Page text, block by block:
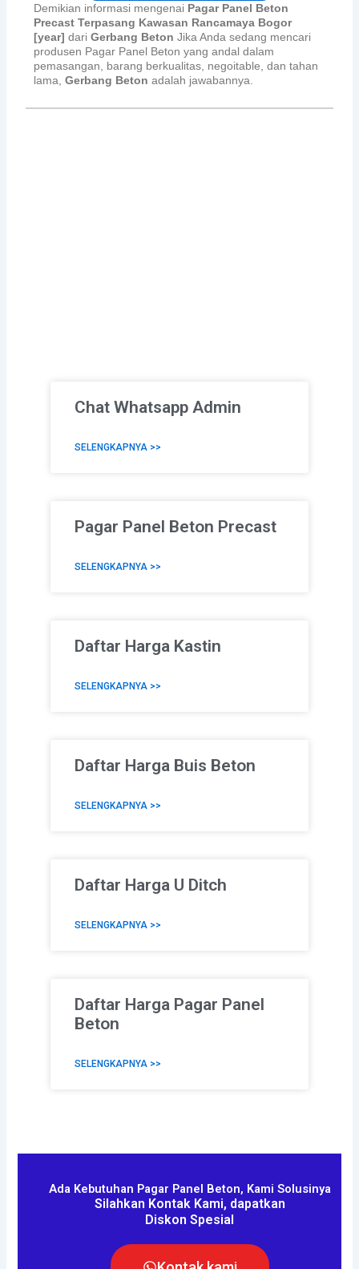
Demikian informasi mengenai Pagar Panel Beton
Precast Terpasang Kawasan Rancamaya Bogor
[year] dariGerbang Beton Jika Anda sedang mencari
produsen Pagar Panel Beton yang andal dalam
pemasangan, barang berkualitas, negoitable, dan tahan
lama,Gerbang Betonadalah jawabannya.
Chat Whatsapp Admin
SELENGKAPNYA >>
Pagar Panel Beton Precast
SELENGKAPNYA >>
Daftar Harga Kastin
SELENGKAPNYA >>
Daftar Harga Buis Beton
SELENGKAPNYA >>
Daftar Harga U Ditch
SELENGKAPNYA >>
Daftar Harga Pagar Panel
Beton
SELENGKAPNYA >>
Ada Kebutuhan Pagar Panel Beton, Kami Solusinya
Silahkan Kontak Kami, dapatkan
Diskon Spesial